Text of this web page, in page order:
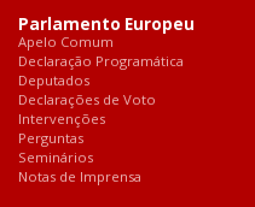
Parlamento Europeu
Apelo Comum
Declaração Programática
Deputados
Declarações de Voto
Intervenções
Perguntas
Seminários
Notas de Imprensa